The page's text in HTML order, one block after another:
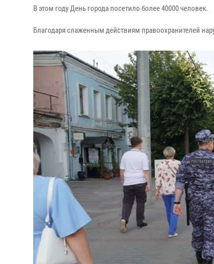
В этом году День города посетило более 40000 человек.
Благодаря слаженным действиям правоохранителей